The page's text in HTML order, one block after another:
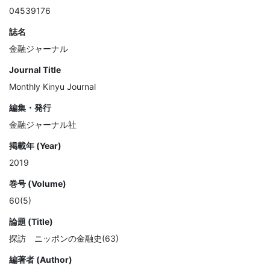
04539176
誌名
金融ジャーナル
Journal Title
Monthly Kinyu Journal
編集・発行
金融ジャーナル社
掲載年 (Year)
2019
巻号 (Volume)
60(5)
論題 (Title)
探訪 ニッポンの金融史(63)
編著者 (Author)